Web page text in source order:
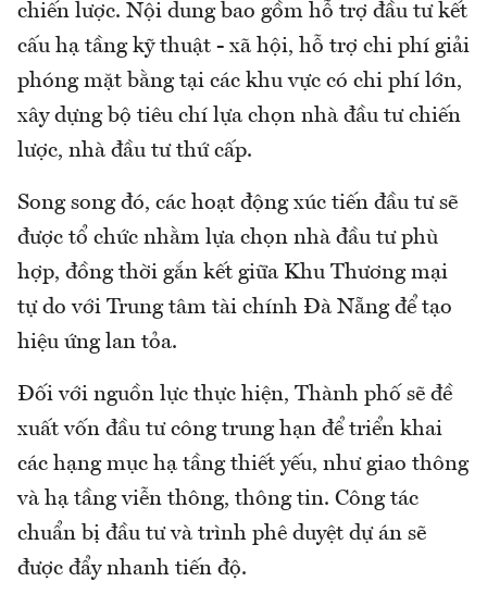
chiến lược. Nội dung bao gồm hỗ trợ đầu tư kết
cấu hạ tầng kỹ thuật - xã hội, hỗ trợ chi phí giải
phóng mặt bằng tại các khu vực có chi phí lớn,
xây dựng bộ tiêu chí lựa chọn nhà đầu tư chiến
lược, nhà đầu tư thứ cấp.
Song song đó, các hoạt động xúc tiến đầu tư sẽ
được tổ chức nhằm lựa chọn nhà đầu tư phù
hợp, đồng thời gắn kết giữa Khu Thương mại
tự do với Trung tâm tài chính Đà Nẵng để tạo
hiệu ứng lan tỏa.
Đối với nguồn lực thực hiện, Thành phố sẽ đề
xuất vốn đầu tư công trung hạn để triển khai
các hạng mục hạ tầng thiết yếu, như giao thông
và hạ tầng viễn thông, thông tin. Công tác
chuẩn bị đầu tư và trình phê duyệt dự án sẽ
được đẩy nhanh tiến độ.